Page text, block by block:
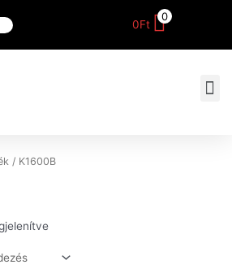
0Ft
0
/ K1600B